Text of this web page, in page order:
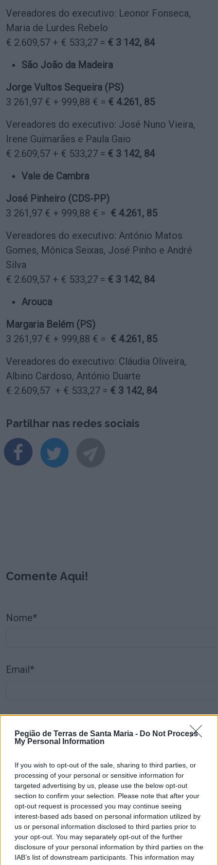
Pegião de Terras de Santa Maria - Do Not Process
My Personal Information
If you wish to opt-out of the sale, sharing to third parties, or
processing of your personal or sensitive information for
targeted advertising by us, please use the below opt-out
section to confirm your selection. Please note that after your
opt-out request is processed you may continue seeing
interest-based ads based on personal information utilized by
us or personal information disclosed to third parties prior to
your opt-out. You may separately opt-out of the further
disclosure of your personal information by third parties on the
IAB’s list of downstream participants. This information may
Vereadores do executivo: Leonor Fonseca,
Maria de Lurdes Rebelo
€ 2.609,57 + € 533,27 = € 3 142, 84
São João da Madeira
Jorge Vultos Sequeira (PS)
3 261,97 € + 999,88 € = € 4.261, 85
Vereadores do executivo: José Nuno Vieira,
Irene Guimarães e Paula Gaio
€ 2.609,57 + € 533,27 = € 3 142, 84
Vale de Cambra
José Pinheiro (CDS-PP)
3 261,97 € + 999,88 € = € 4.261, 85
Vereadores do executivo: António Matos
Gomes, Mónica Seixas, José Pinho e André
Silva
€ 2.609,57 + € 533,27 = € 3 142, 84
Arouca
Margaria Belém (PS)
3 261,97 € + 999,88 € = € 4.261, 85
Vereadores do executivo: Cláudia Oliveira,
Albino Cardoso, António Duarte
€ 2.609,57 + € 533,27 = € 3 142, 84
Partilhar nas redes sociais
Comente Aqui!
Nome*
Email*
Comentário*